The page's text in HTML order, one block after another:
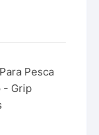
Pesca
- Grip